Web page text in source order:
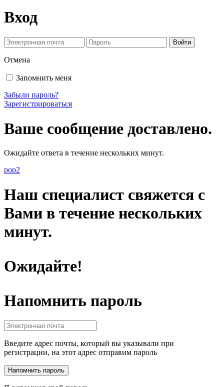
Вход
Отмена
Запомнить меня
Забыли пароль?
Зарегистрироваться
Ваше сообщение доставлено.
Ожидайте ответа в течение нескольких минут.
pop2
Наш специалист свяжется с
Вами в течение нескольких
минут.
Ожидайте!
Напомнить пароль
Введите адрес почты, который вы указывали при
регистрации, на этот адрес отправим пароль